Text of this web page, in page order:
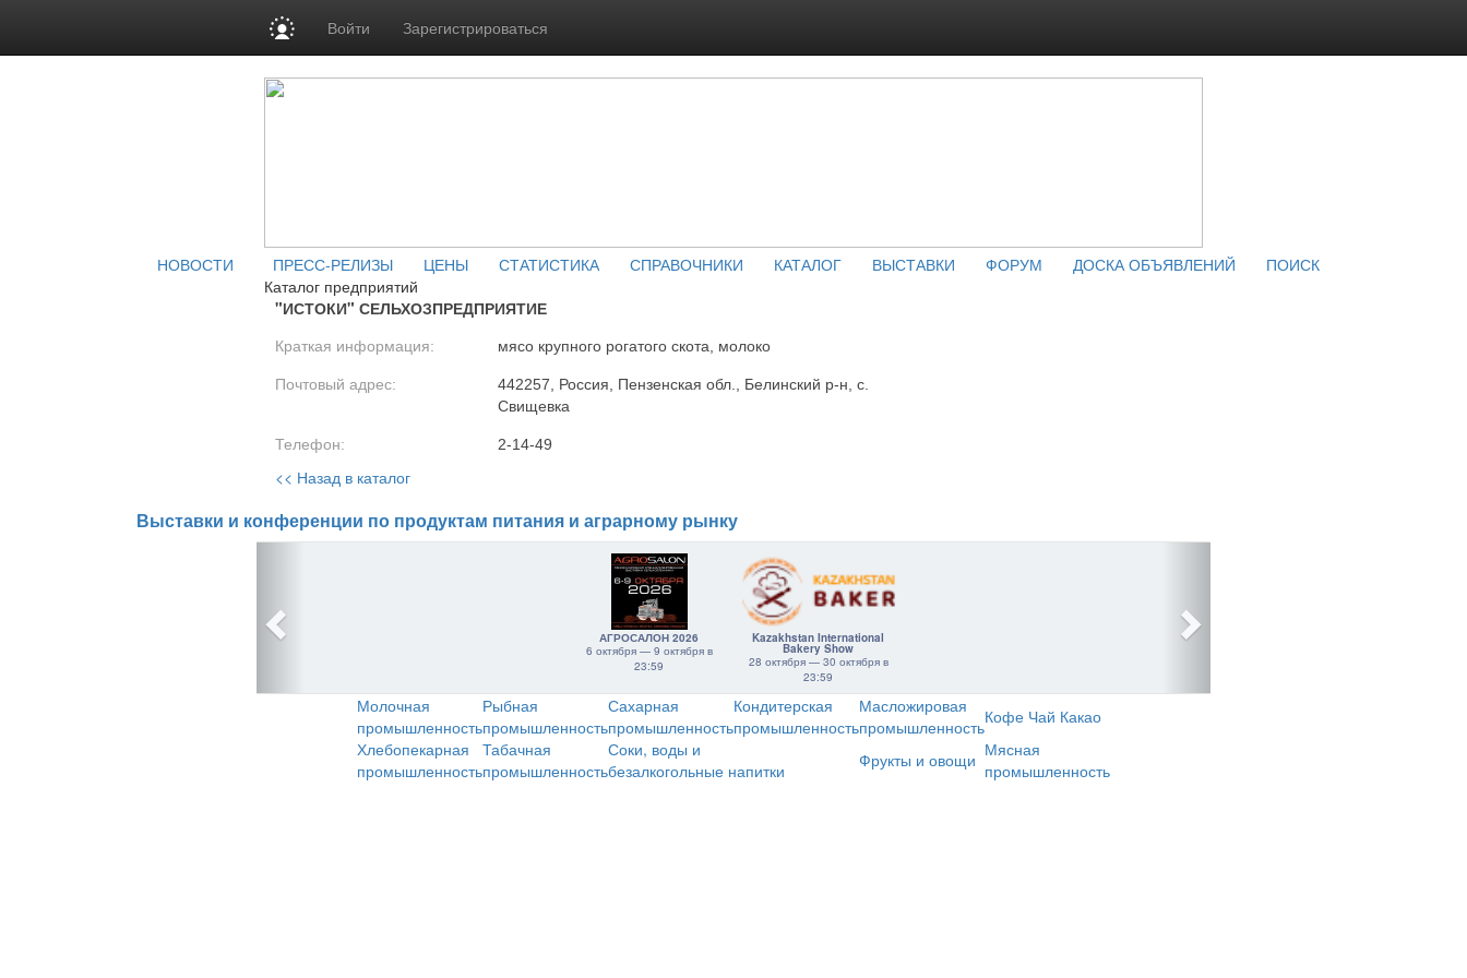
Войти Зарегистрироваться
НОВОСТИ ПРЕСС-РЕЛИЗЫ ЦЕНЫ СТАТИСТИКА СПРАВОЧНИКИ КАТАЛОГ ВЫСТАВКИ ФОРУМ ДОСКА ОБЪЯВЛЕНИЙ
ПОИСК
Каталог предприятий
"ИСТОКИ" СЕЛЬХОЗПРЕДПРИЯТИЕ
Краткая информация: мясо крупного рогатого скота, молоко
Почтовый адрес:
442257, Россия, Пензенская обл., Белинский р-н, с.
Свищевка
Телефон: 2-14-49
<< Назад в каталог
Выставки и конференции по продуктам питания и аграрному рынку
АГРОСАЛОН 2026
6 октября — 9 октября в
23:59
Kazakhstan International
Bakery Show
28 октября — 30 октября в
23:59
Молочная
промышленность
Рыбная
промышленность
Сахарная
промышленность
Кондитерская
промышленность
Масложировая
промышленностьКофе Чай Какао
Хлебопекарная
промышленность
Табачная
промышленность
Соки, воды и
безалкогольные напитки
Фрукты и овощи Мясная
промышленность